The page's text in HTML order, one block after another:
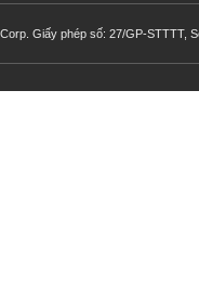
Giấy phép số: 27/GP-STTTT,